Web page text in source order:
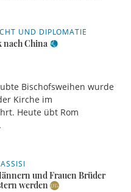
UND DIPLOMATIE
China
Bischofsweihen wurde
Kirche im
Heute übt Rom
und Frauen Brüder
werden